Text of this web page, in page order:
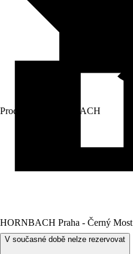
Prodej přes: HORNBACH
HORNBACH Praha - Černý Most
V současné době nelze rezervovat